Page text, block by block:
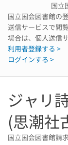
国立
国立国会図書館の
送信サービスで閲
場合は、個人送信
利用者登録する >
ログインする >
ジャリ
(思潮社
国立国会図書館請